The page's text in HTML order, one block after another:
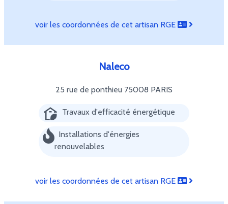
voir les coordonnées de cet artisan RGE
Naleco
25 rue de ponthieu 75008 PARIS
Travaux d'efficacité énergétique
Installations d'énergies
renouvelables
voir les coordonnées de cet artisan RGE